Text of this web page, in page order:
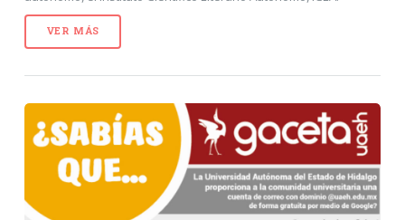
VER MÁS